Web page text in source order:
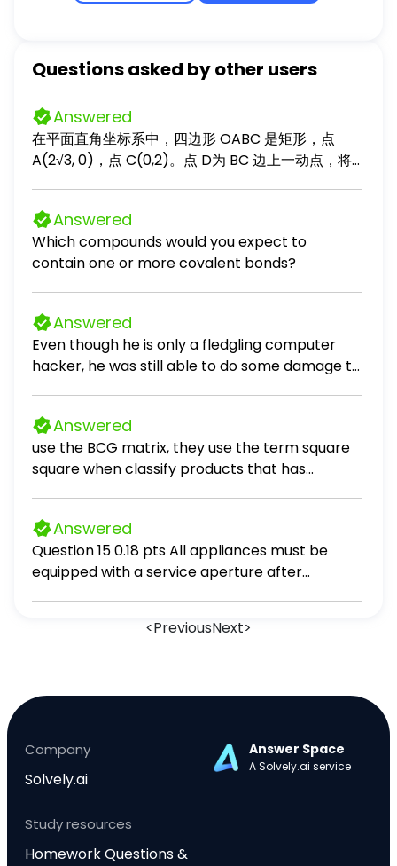
Questions asked by other users
Answered
在平面直角坐标系中，四边形 OABC 是矩形，点
A(2√3, 0)，点 C(0,2)。点 D为 BC 边上一动点，将
（1）填空：∠ODF= °； （2）设点 D(x, 2)，点
F(2√3, y)，求 y 关于 x 的关系式，并求出当 x 从 0
增大到 2√3时，点 F 的运动路程； （3）在（2）的
条件下，当点 G 落在 x 轴上时： （1）求证：CD =
AG； （2）求出此时 x 的值。
Answered
Which compounds would you expect to
contain one or more covalent bonds?
Answered
Even though he is only a fledgling computer
hacker, he was still able to do some damage to
Answered
use the BCG matrix, they use the term square
square when classify products that has
Answered
Question 15 0.18 pts All appliances must be
equipped with a service aperture after
<PreviousNext>
Company
Solvely.ai
Study resources
Homework Questions &
Answer Space
A Solvely.ai service